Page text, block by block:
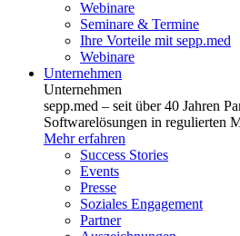
Webinare
Seminare & Termine
Ihre Vorteile mit sepp.med
Webinare
Unternehmen
Unternehmen
sepp.med – seit über 40 Jahren
Softwarelösungen in regulierten
Mehr erfahren
Success Stories
Events
Presse
Soziales Engagement
Partner